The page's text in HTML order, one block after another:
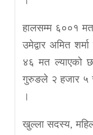
हालसम्म ६००१
उमेद्वार अमित
४६ मत ल्याएको
गुरुङले २ हजार ५
।
खुल्ला सदस्य,